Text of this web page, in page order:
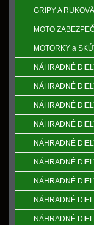
GRIPY A
MOTO
MOTORKY a
NÁHRADNÉ
NÁHRADNÉ
NÁHRADNÉ
NÁHRADNÉ
NÁHRADNÉ
NÁHRADNÉ
NÁHRADNÉ
NÁHRADNÉ
NÁHRADNÉ